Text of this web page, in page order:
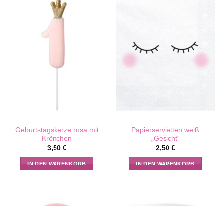
Geburtstagskerze rosa mit
Krönchen
3,50 €
IN DEN WARENKORB
Papierservietten weiß
„Gesicht“
2,50 €
IN DEN WARENKORB